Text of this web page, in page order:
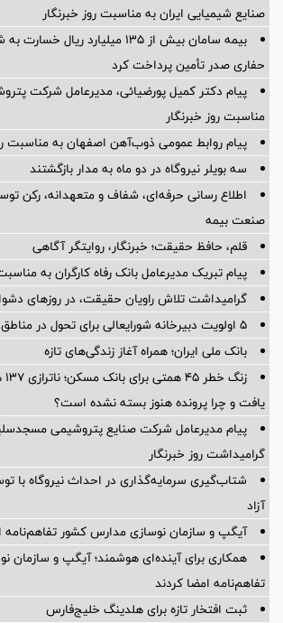
صنایع شیمیایی ایران به مناسبت روز خبرنگار
بیمه سامان بیش از ۱۳۵ میلیارد
حفاری صدر تأمین پرداخت کرد
پیام دکتر کمیل پورضیائی، مدیرعامل شرکت
مناسبت روز خبرنگار
پیام روابط عمومی ذوب‌آهن اصفهان به مناسبت
سه بویلر نیروگاه در دو ماه به مدار بازگشتند
اطلاع رسانی حرفه‌ای، شفاف و متعهدانه، رکن
صنعت بیمه
قلم، حافظ حقیقت؛ خبرنگار، روایتگر آگاهی
پیام تبریک مدیرعامل بانک رفاه کارگران به
گرامیداشت تلاش راویان حقیقت، در روزهای
5 اولویت دبیرخانه شورایعالی برای تحول در مناطق آزاد
بانک ملی ایران؛ همراه آغاز زندگی‌های تازه
یافت و چرا پرونده هنوز بسته نشده است؟
پیام مدیرعامل شركت صنایع پتروشیمی
گرامیداشت روز خبرنگار
شتاب‌گیری سرمایه‌گذاری در احداث نیروگاه با
آزاد
آیگپ و سازمان نوسازی مدارس کشور تفاهم‌نامه
همکاری برای آینده‌ای هوشمند؛ آیگپ و سازمان
تفاهم‌نامه امضا کردند
ثبت افتخار تازه برای هلدینگ خلیج‌فارس